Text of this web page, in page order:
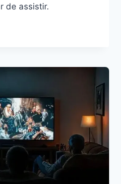
de assistir.